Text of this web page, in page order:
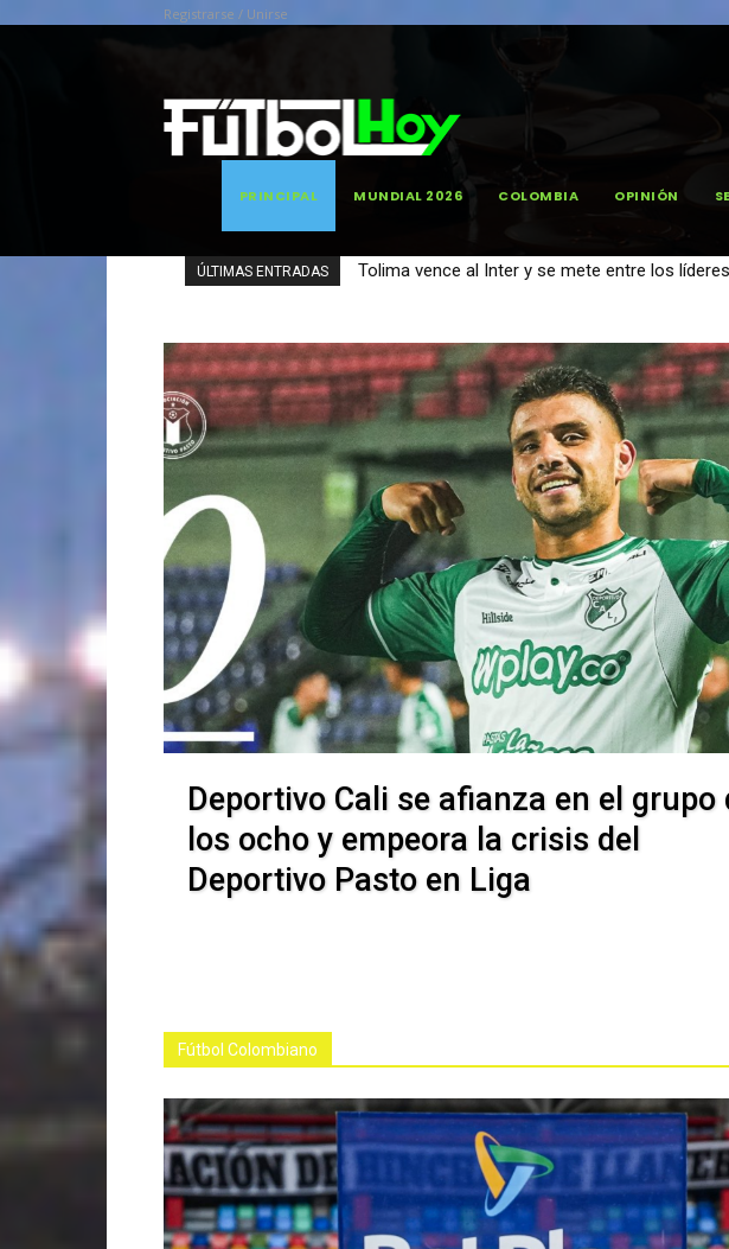
Registrarse / Unirse
PRINCIPAL MUNDIAL 2026 COLOMBIA OPINIÓN
ÚLTIMAS ENTRADAS Santa Fe vence a Chicó en El Campín y
Deportivo Cali se afianza en el grupo
los ocho y empeora la crisis del
Deportivo Pasto en Liga
Fútbol Colombiano